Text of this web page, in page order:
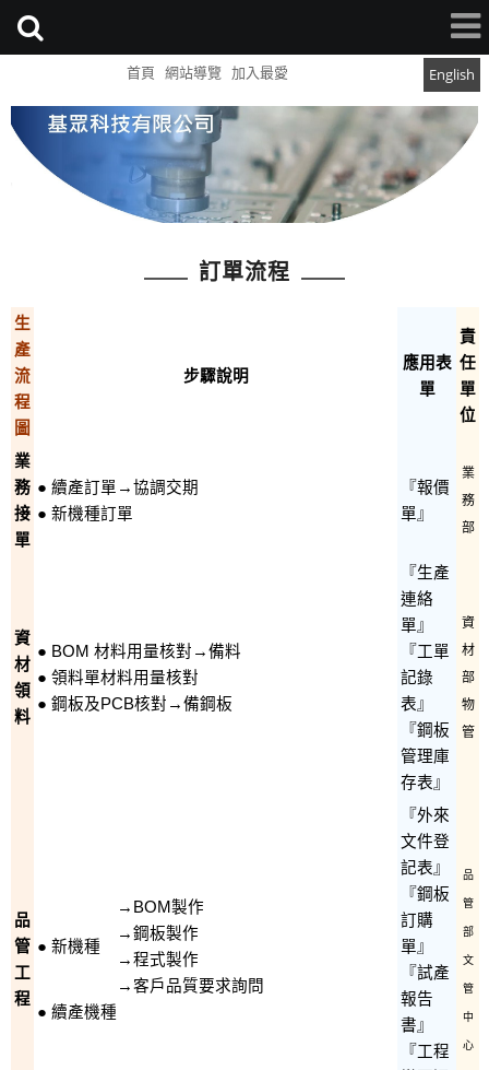
首頁 網站導覽 English
加入最愛
訂單流程
生
產
流
程
圖
步驟說明
應用表
單
責
任
單
位
業
務
接
單
● 續產訂單→協調交期
● 新機種訂單
『報價
單』
業
務
部
資
材
領
料
● BOM 材料用量核對→備料
● 領料單材料用量核對
● 鋼板及PCB核對→備鋼板
『生產
連絡
單』
『工單
記錄
表』
『鋼板
管理庫
存表』
資
材
部
物
管
品
管
工
程
● 新機種
→BOM製作
→鋼板製作
→程式製作
→客戶品質要求詢問
● 續產機種
『外來
文件登
記表』
『鋼板
訂購
單』
『試產
報告
書』
『工程
品
管
部
文
管
中
心